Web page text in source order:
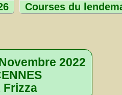
Courses du
2022
Frizza